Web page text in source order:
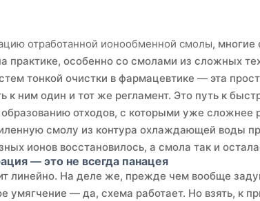
отработанной ионообменной смолы, многие
практике, особенно со смолами из сложных
тонкой очистки в фармацевтике — эта
ним один и тот же регламент. Это путь к
отходов, с которыми уже
смолу из контура охлаждающей воды
ионов восстановилось, а смола так и
— это не всегда панацея
линейно. На деле же, прежде чем вообще
умягчение — да, схема работает. Но взять, к